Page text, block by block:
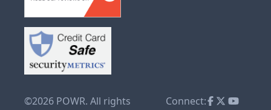
©2026 POWR. All rights
Connect: